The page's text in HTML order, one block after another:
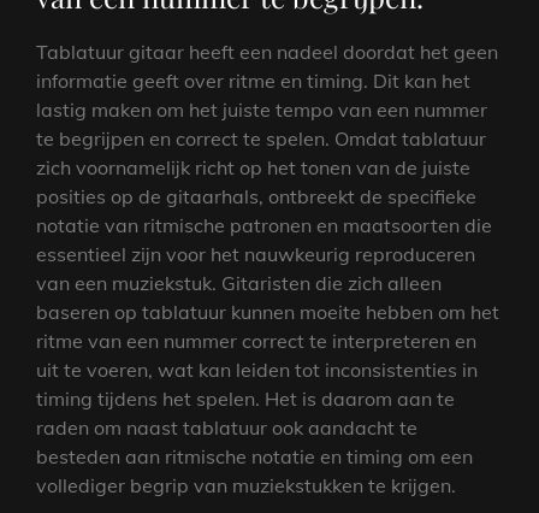
Tablatuur gitaar heeft een nadeel doordat het geen
informatie geeft over ritme en timing. Dit kan het
lastig maken om het juiste tempo van een nummer
te begrijpen en correct te spelen. Omdat tablatuur
zich voornamelijk richt op het tonen van de juiste
posities op de gitaarhals, ontbreekt de specifieke
notatie van ritmische patronen en maatsoorten die
essentieel zijn voor het nauwkeurig reproduceren
van een muziekstuk. Gitaristen die zich alleen
baseren op tablatuur kunnen moeite hebben om het
ritme van een nummer correct te interpreteren en
uit te voeren, wat kan leiden tot inconsistenties in
timing tijdens het spelen. Het is daarom aan te
raden om naast tablatuur ook aandacht te
besteden aan ritmische notatie en timing om een
vollediger begrip van muziekstukken te krijgen.